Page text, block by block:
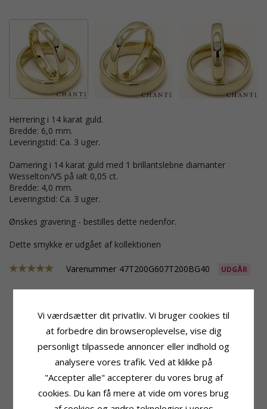
Herrering i 14 karat guld.
Bredde: 6,0 mm.
Leveringstid: Ca. 3 uger.
Damering i 14 karat guld med 1 brillantslebne diamanter
Wesselton/VS på ialt 0,05 ct.
Bredde: 4,0 mm.
Leveringstid: Ca. 3 uger.
Ønskes gravering - bestilles dette nedenfor.
Dette smykke er udgået af kollektionen
Varenummer 47T200G607T200BG40 UDGÅR
Produktinformation
Ringtype:Herrering
Karat:14
Guld
Blank
Ringskinne
Bredde: 6,0 mm
Tykkelse: 2,0 mm
Vægt:
9,4 G
Ca. 3 Uger
Produktinformation
Sten
Vi værdsætter dit privatliv. Vi bruger cookies til
at forbedre din browseroplevelse, vise dig
personligt tilpassede annoncer eller indhold og
analysere vores trafik. Ved at klikke på
"Accepter alle" accepterer du vores brug af
cookies. Du kan få mere at vide om vores brug